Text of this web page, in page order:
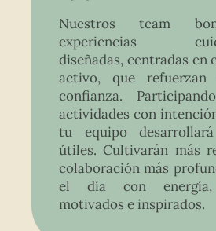
Nuestros team
experiencias
diseñadas, centradas en
activo, que refuerzan
confianza.
actividades con
tu equipo
útiles. Cultivarán más
colaboración más
el día con energía,
motivados e inspirados.